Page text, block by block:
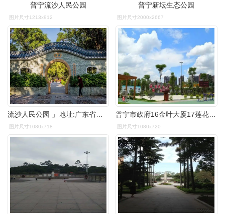
普宁流沙人民公园
图片尺寸1213x912
普宁新坛生态公园
图片尺寸2000x2667
图片尺寸1080x718 图片尺寸1080x720